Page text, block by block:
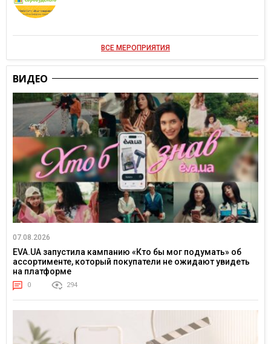
ВСЕ МЕРОПРИЯТИЯ
ВИДЕО
07.08.2026
EVA.UA запустила кампанию «Кто бы мог подумать» об
ассортименте, который покупатели не ожидают увидеть
на платформе
0 294